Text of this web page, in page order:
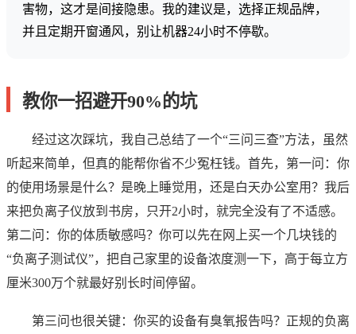
害物，这才是间接隐患。我的建议是，选择正规品牌，
并且定期开窗通风，别让机器24小时不停歇。
教你一招避开90%的坑
经过这次踩坑，我自己总结了一个“三问三查”方法，虽然
听起来简单，但真的能帮你省不少冤枉钱。首先，第一问：你
的使用场景是什么？是晚上睡觉用，还是白天办公室用？我后
来把负离子仪放到书房，只开2小时，就完全没有了不适感。
第二问：你的体质敏感吗？你可以先在网上买一个几块钱的
“负离子测试仪”，把自己家里的设备浓度测一下，高于每立方
厘米300万个就最好别长时间停留。
第三问也很关键：你买的设备有臭氧报告吗？正规的负离